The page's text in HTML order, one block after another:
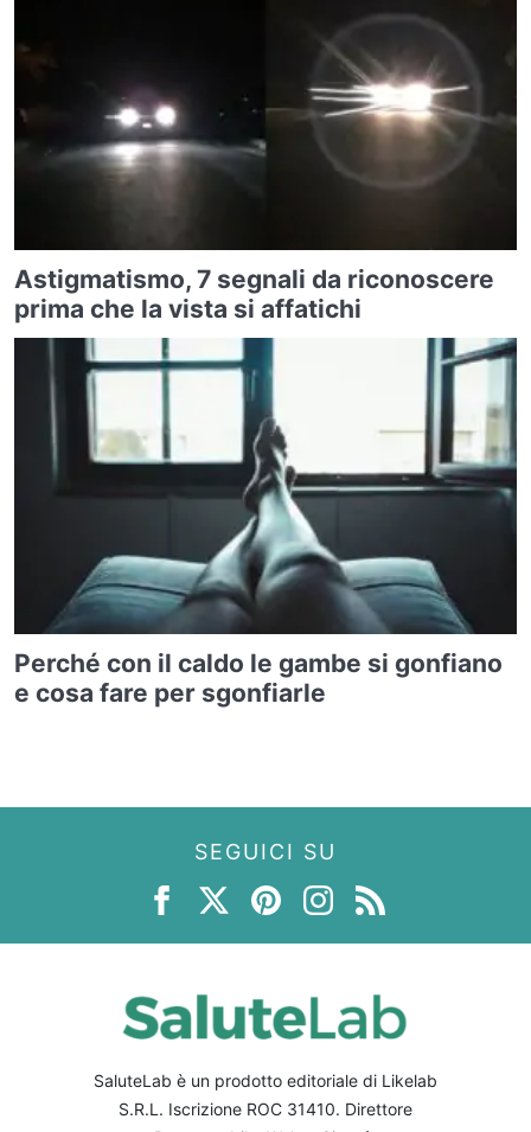
Astigmatismo, 7 segnali da riconoscere
prima che la vista si affatichi
Perché con il caldo le gambe si gonfiano
e cosa fare per sgonfiarle
SEGUICI SU
SaluteLab è un prodotto editoriale di Likelab
S.R.L. Iscrizione ROC 31410. Direttore